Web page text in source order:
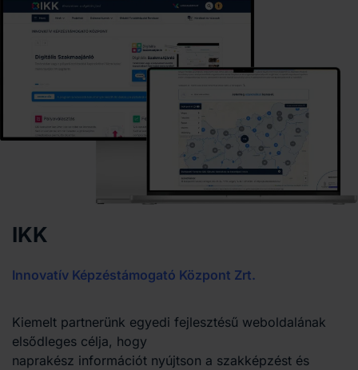
IKK
Innovatív Képzéstámogató Központ Zrt.
Kiemelt partnerünk egyedi fejlesztésű weboldalának
elsődleges célja, hogy
naprakész információt nyújtson a szakképzést és